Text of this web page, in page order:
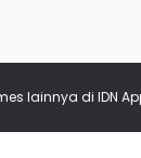
lainnya di IDN